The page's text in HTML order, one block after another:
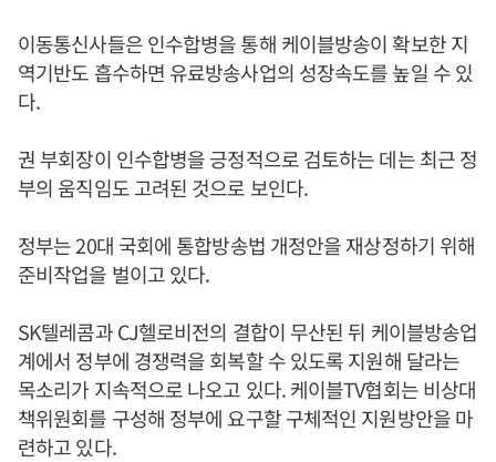
이동통신사들은 인수합병을 통해 케이블방송이 확보한 지
역기반도 흡수하면 유료방송사업의 성장속도를 높일 수 있
다.
권 부회장이 인수합병을 긍정적으로 검토하는 데는 최근 정
부의 움직임도 고려된 것으로 보인다.
정부는 20대 국회에 통합방송법 개정안을 재상정하기 위해
준비작업을 벌이고 있다.
SK텔레콤과 CJ헬로비전의 결합이 무산된 뒤 케이블방송업
계에서 정부에 경쟁력을 회복할 수 있도록 지원해 달라는
목소리가 지속적으로 나오고 있다. 케이블TV협회는 비상대
책위원회를 구성해 정부에 요구할 구체적인 지원방안을 마
련하고 있다.